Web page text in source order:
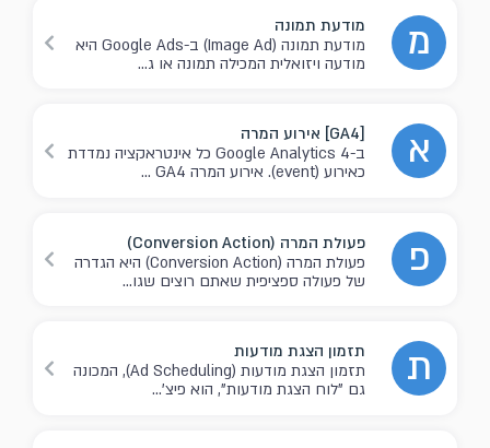
מ
מודעת תמונה
מודעת תמונה (Image Ad) ב-Google Ads היא
מודעה ויזואלית המכילה תמונה או ג...
א
[GA4] אירוע המרה
ב-Google Analytics 4 כל אינטראקציה נמדדת
כאירוע (event). אירוע המרה GA4 ...
פ
פעולת המרה (Conversion Action)
פעולת המרה (Conversion Action) היא הגדרה
של פעולה ספציפית שאתם רוצים שגו...
ת
תזמון הצגת מודעות
תזמון הצגת מודעות (Ad Scheduling), המכונה
גם "לוח הצגת מודעות", הוא פיצ'...